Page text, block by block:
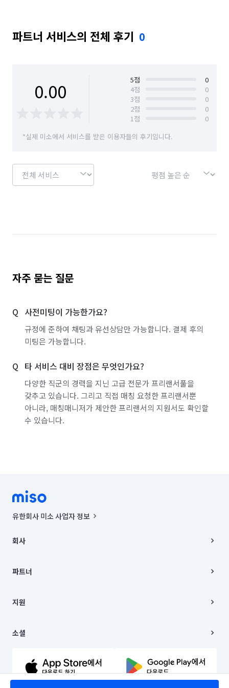
파트너 서비스의 전체 후기 0
0.00 5점
0
4점
0
3점
0
2점
0
1점
0
*실제 미소에서 서비스를 받은 이용자들의 후기입니다.
자주 묻는 질문
사전미팅이 가능한가요?
규정에 준하여 채팅과 유선상담만 가능합니다. 결제 후의
미팅은 가능합니다.
타 서비스 대비 장점은 무엇인가요?
다양한 직군의 경력을 지닌 고급 전문가 프리랜서풀을
갖추고 있습니다. 그리고 직접 매칭 요청한 프리랜서뿐
아니라, 매칭매니저가 제안한 프리랜서의 지원서도 확인할
수 있습니다.
유한회사 미소 사업자 정보
00019 |
주소 | 본사: 서울특별시 종로구 율곡로 6(중학동, 트윈트리빌딩) B동 5층
컨택센터 : 서울특별시 종로구 수송동 율곡로 24, 7층, 8층 미소
상품, 상품정보, 거래에 관한 의무와 책임은 거래당사자에게 있습니다.
언론 보도 관련 문의:
© 유한회사 미소. Miso, Inc. All Rights Reserved.
회사
채용
파트너
이사
지원
이용약관
문의하기
소셜
유튜브